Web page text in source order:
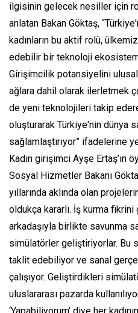
ilgisinin gelecek nesiller için
anlatan Bakan Göktaş,
kadınların bu aktif rolü,
edebilir bir teknoloji
Girişimcilik potansiyelini
ağlara dahil olarak ilerletmek
de yeni teknolojileri takip
oluşturarak Türkiye'nin dünya
sağlamlaştırıyor” ifadelerine
Kadın girişimci Ayşe Ertaş’ın
Sosyal Hizmetler Bakanı
yıllarında aklında olan
oldukça kararlı. İş kurma fikrini
arkadaşıyla birlikte savunma
simülatörler geliştiriyorlar. Bu
taklit edebiliyor ve sanal
çalışıyor. Geliştirdikleri
uluslararası pazarda